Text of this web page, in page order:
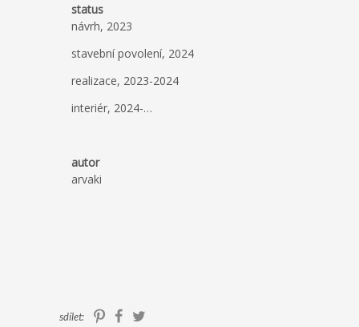
status
návrh, 2023
stavební povolení, 2024
realizace, 2023-2024
interiér, 2024-…
autor
arvaki
sdílet: